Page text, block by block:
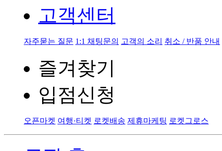
고객센터
자주묻는 질문 1:1 채팅문의 고객의 소리 취소 / 반품 안내
즐겨찾기
입점신청
오픈마켓 여행·티켓 로켓배송 제휴마케팅 로켓그로스